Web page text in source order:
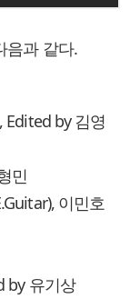
음과 같다.
Edited by 김영
민
이민호
by 유기상